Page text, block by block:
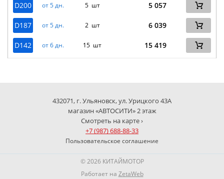
D200 от 5 дн. 5 шт 5 057
D187 от 5 дн. 2 шт 6 039
D142 от 6 дн. 15 шт 15 419
432071, г. Ульяновск, ул. Урицкого 43А
магазин «АВТОСИТИ» 2 этаж
Смотреть на карте ›
+7 (987) 688-88-33
Пользовательское соглашение
© 2026 КИТАЙМОТОР
Работает на ZetaWeb